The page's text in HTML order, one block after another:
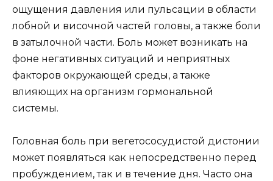
ощущения давления или пульсации в области
лобной и височной частей головы, а также боли
в затылочной части. Боль может возникать на
фоне негативных ситуаций и неприятных
факторов окружающей среды, а также
влияющих на организм гормональной
системы.
Головная боль при вегетососудистой дистонии
может появляться как непосредственно перед
пробуждением, так и в течение дня. Часто она